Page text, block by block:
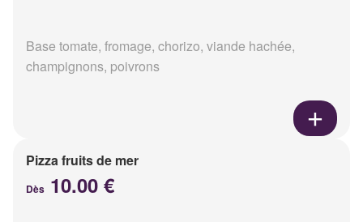
Base tomate, fromage, chorizo, viande hachée,
champignons, poivrons
Pizza fruits de mer
Dès 10.00 €